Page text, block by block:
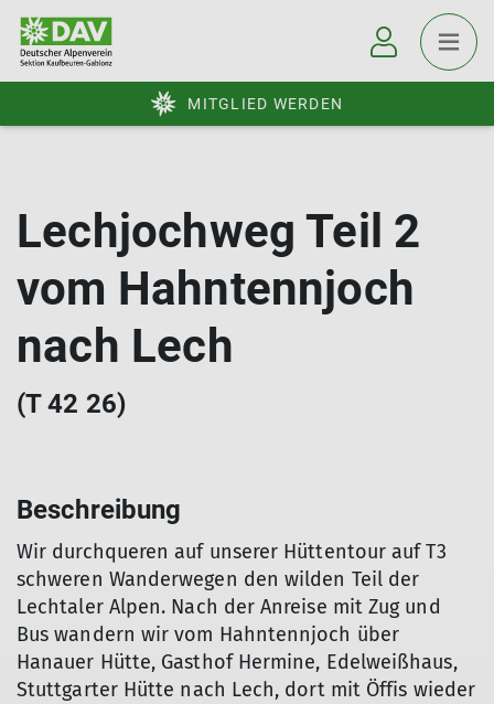
MITGLIED WERDEN
Lechjochweg Teil 2
vom Hahntennjoch
nach Lech
(T 42 26)
Beschreibung
Wir durchqueren auf unserer Hüttentour auf T3
schweren Wanderwegen den wilden Teil der
Lechtaler Alpen. Nach der Anreise mit Zug und
Bus wandern wir vom Hahntennjoch über
Hanauer Hütte, Gasthof Hermine, Edelweißhaus,
Stuttgarter Hütte nach Lech, dort mit Öffis wieder